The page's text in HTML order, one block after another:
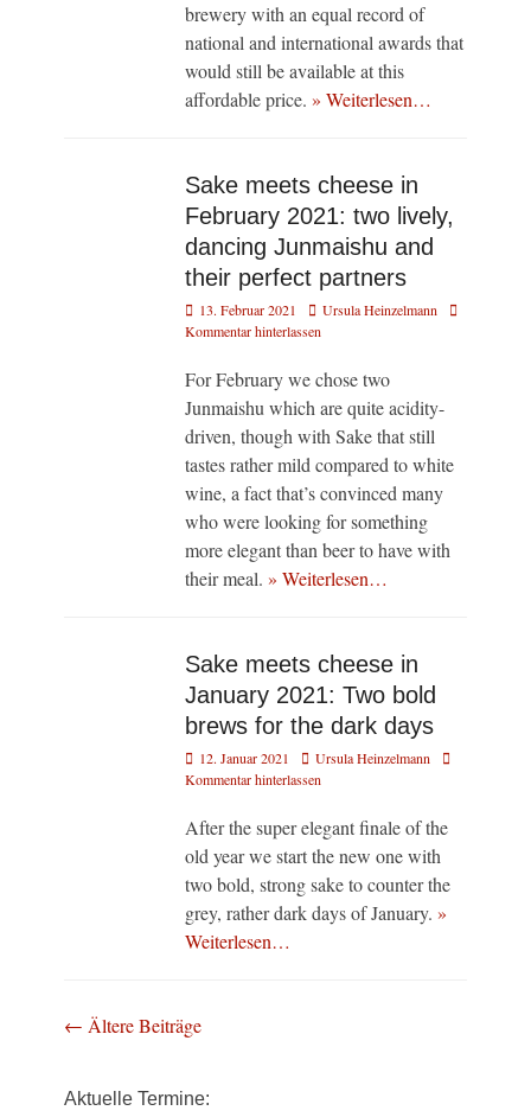
brewery with an equal record of
national and international awards that
would still be available at this
affordable price. » Weiterlesen…
Sake meets cheese in
February 2021: two lively,
dancing Junmaishu and
their perfect partners
Veröffentlicht
am
13. Februar 2021 AutorUrsula Heinzelmann
Kommentar hinterlassen
For February we chose two
Junmaishu which are quite acidity-
driven, though with Sake that still
tastes rather mild compared to white
wine, a fact that’s convinced many
who were looking for something
more elegant than beer to have with
their meal. » Weiterlesen…
Sake meets cheese in
January 2021: Two bold
brews for the dark days
Veröffentlicht
am
12. Januar 2021 AutorUrsula Heinzelmann
Kommentar hinterlassen
After the super elegant finale of the
old year we start the new one with
two bold, strong sake to counter the
grey, rather dark days of January. »
Weiterlesen…
Beitragsnavigation
← Ältere Beiträge
Aktuelle Termine: